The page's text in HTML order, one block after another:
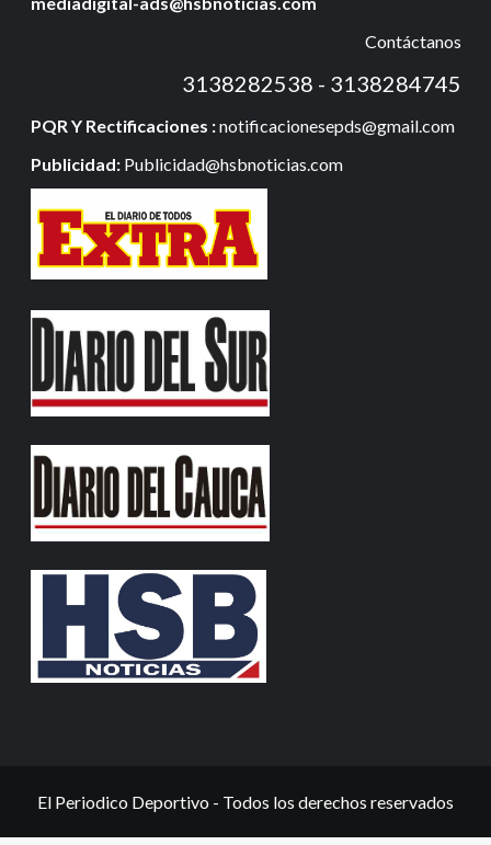
Contáctanos
3138282538 - 3138284745
PQR Y Rectificaciones :notificacionesepds@gmail.com
Publicidad: Publicidad@hsbnoticias.com